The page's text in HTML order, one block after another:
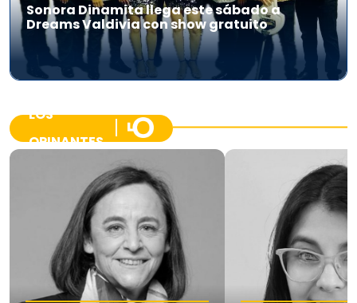
Sonora Dinamita llega este sábado a
Dreams Valdivia con show gratuito
LOS
OPINANTES